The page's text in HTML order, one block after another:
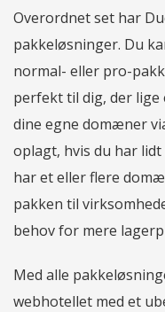
Overordnet set har
pakkeløsninger. Du
normal- eller pro-
perfekt til dig, der
dine egne domæner
oplagt, hvis du har
har et eller flere
pakken til
behov for mere
Med alle
webhotellet med et